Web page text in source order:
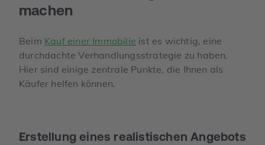
machen
Beim Kauf einer Immobilie ist es wichtig, eine
durchdachte Verhandlungsstrategie zu haben.
Hier sind einige zentrale Punkte, die Ihnen als
Käufer helfen können.
Erstellung eines realistischen Angebots